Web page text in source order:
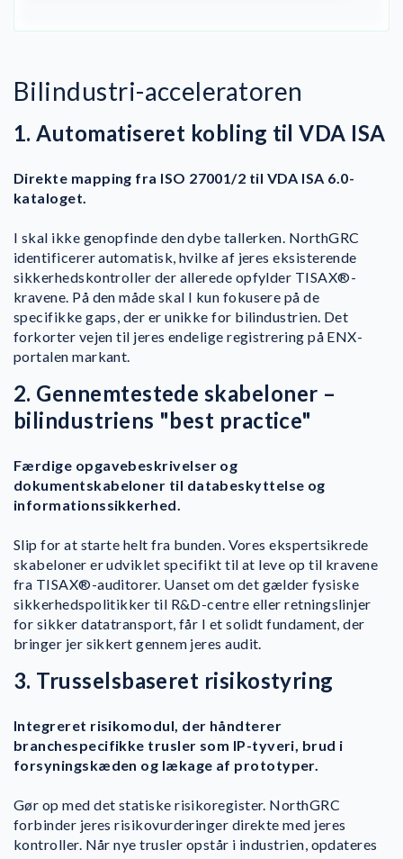
Bilindustri-acceleratoren
1. Automatiseret kobling til VDA ISA
Direkte mapping fra ISO 27001/2 til VDA ISA 6.0-
kataloget.
I skal ikke genopfinde den dybe tallerken. NorthGRC
identificerer automatisk, hvilke af jeres eksisterende
sikkerhedskontroller der allerede opfylder TISAX®-
kravene. På den måde skal I kun fokusere på de
specifikke gaps, der er unikke for bilindustrien. Det
forkorter vejen til jeres endelige registrering på ENX-
portalen markant.
2. Gennemtestede skabeloner –
bilindustriens "best practice"
Færdige opgavebeskrivelser og
dokumentskabeloner til databeskyttelse og
informationssikkerhed.
Slip for at starte helt fra bunden. Vores ekspertsikrede
skabeloner er udviklet specifikt til at leve op til kravene
fra TISAX®-auditorer. Uanset om det gælder fysiske
sikkerhedspolitikker til R&D-centre eller retningslinjer
for sikker datatransport, får I et solidt fundament, der
bringer jer sikkert gennem jeres audit.
3. Trusselsbaseret risikostyring
Integreret risikomodul, der håndterer
branchespecifikke trusler som IP-tyveri, brud i
forsyningskæden og lækage af prototyper.
Gør op med det statiske risikoregister. NorthGRC
forbinder jeres risikovurderinger direkte med jeres
kontroller. Når nye trusler opstår i industrien, opdateres